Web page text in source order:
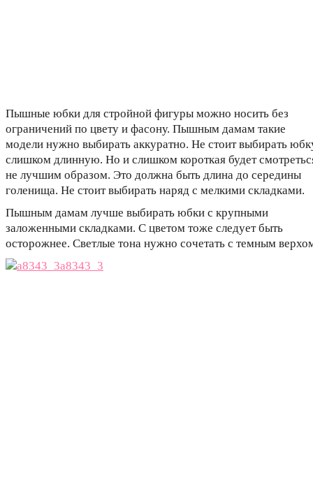
Пышные юбки для стройной фигуры можно носить без
ограничений по цвету и фасону. Пышным дамам такие
модели нужно выбирать аккуратно. Не стоит выбирать
слишком длинную. Но и слишком короткая будет
не лучшим образом. Это должна быть длина до середины
голенища. Не стоит выбирать наряд с мелкими складками.
Пышным дамам лучше выбирать юбки с крупными
заложенными складками. С цветом тоже следует быть
осторожнее. Светлые тона нужно сочетать с темным
a8343_3